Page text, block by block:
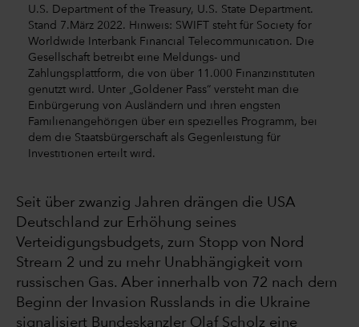
U.S. Department of the Treasury, U.S. State Department.
Stand 7.März 2022. Hinweis: SWIFT steht für Society for
Worldwide Interbank Financial Telecommunication. Die
Gesellschaft betreibt eine Meldungs- und
Zahlungsplattform, die von über 11.000 Finanzinstituten
genutzt wird. Unter „Goldener Pass“ versteht man die
Einbürgerung von Ausländern und ihren engsten
Familienangehörigen über ein spezielles Programm, bei
dem die Staatsbürgerschaft als Gegenleistung für
Investitionen erteilt wird.
Seit über zwanzig Jahren drängen die USA
Deutschland zur Erhöhung seines
Verteidigungsbudgets, zum Stopp von Nord
Stream 2 und zu mehr Unabhängigkeit vom
russischen Gas. Aber innerhalb von 72 nach dem
Beginn der Invasion Russlands in die Ukraine
signalisiert Bundeskanzler Olaf Scholz eine